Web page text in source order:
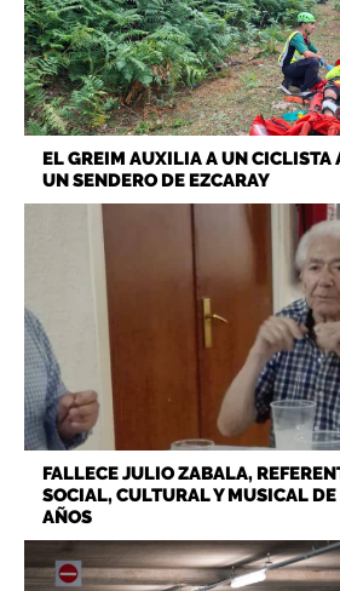
EL GREIM AUXILIA A UN CICLISTA
UN SENDERO DE EZCARAY
FALLECE JULIO ZABALA,
SOCIAL, CULTURAL Y MUSICAL
AÑOS